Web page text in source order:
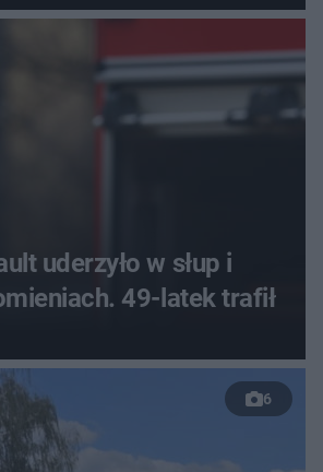
uderzyło w słup i
49-latek trafił
6